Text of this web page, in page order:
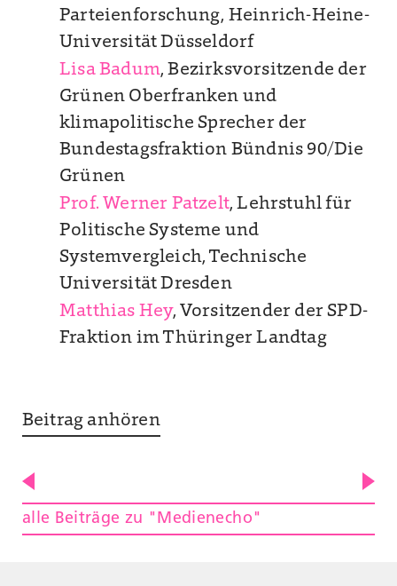
Parteienforschung, Heinrich-Heine-
Universität Düsseldorf
Lisa Badum, Bezirksvorsitzende der
Grünen Oberfranken und
klimapolitische Sprecher der
Bundestagsfraktion Bündnis 90/Die
Grünen
Prof. Werner Patzelt, Lehrstuhl für
Politische Systeme und
Systemvergleich, Technische
Universität Dresden
Matthias Hey, Vorsitzender der SPD-
Fraktion im Thüringer Landtag
Beitrag anhören
alle Beiträge zu "Medienecho"